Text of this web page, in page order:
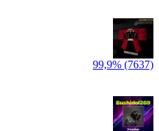
99,9% (7637)